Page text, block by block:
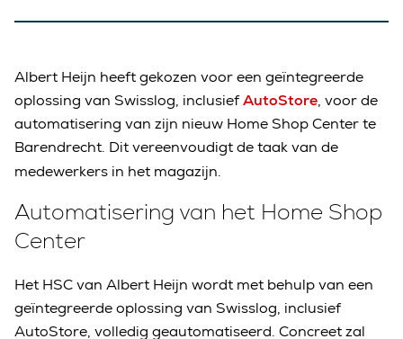
Albert Heijn heeft gekozen voor een geïntegreerde
oplossing van Swisslog, inclusiefAutoStore, voor de
automatisering van zijn nieuw Home Shop Center te
Barendrecht. Dit vereenvoudigt de taak van de
medewerkers in het magazijn.
Automatisering van het Home Shop
Center
Het HSC van Albert Heijn wordt met behulp van een
geïntegreerde oplossing van Swisslog, inclusief
AutoStore, volledig geautomatiseerd. Concreet zal